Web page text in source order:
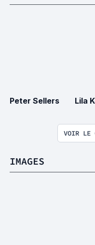
Peter Sellers Lila
VOIR LE
IMAGES